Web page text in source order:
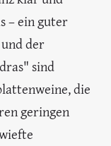
– ein guter
der
sind
die
geringen